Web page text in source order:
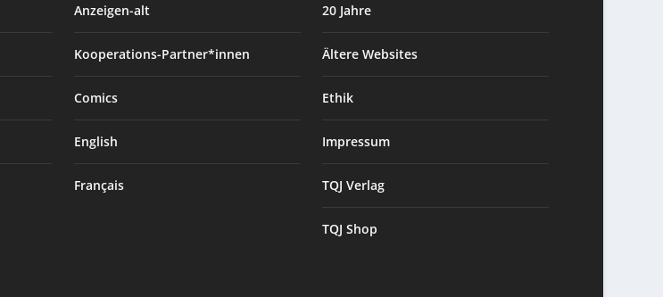
Anzeigen-alt
Kooperations-Partner*innen
Comics
English
Français
20 Jahre
Ältere Websites
Ethik
Impressum
TQJ Verlag
TQJ Shop